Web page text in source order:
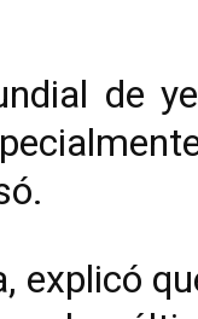
de
explicó